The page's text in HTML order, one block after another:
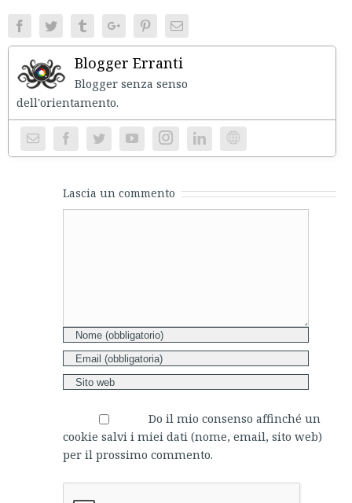
FacebookTwitter TumblrGoogle+PinterestEmail
Blogger Erranti
Blogger senza senso
Instagram Website
Lascia un commento
Do il mio consenso affinché un
cookie salvi i miei dati (nome, email, sito web)
per il prossimo commento.